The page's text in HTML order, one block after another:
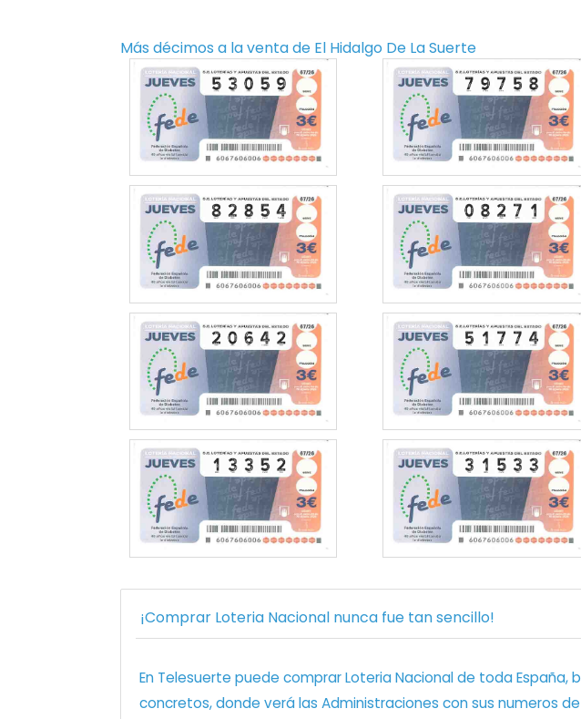
Más décimos a la venta de El Hidalgo De La Suerte
¡Comprar Loteria Nacional nunca fue tan sencillo!
En Telesuerte puede comprar Loteria Nacional de toda
concretos, donde verá las Administraciones con sus numeros